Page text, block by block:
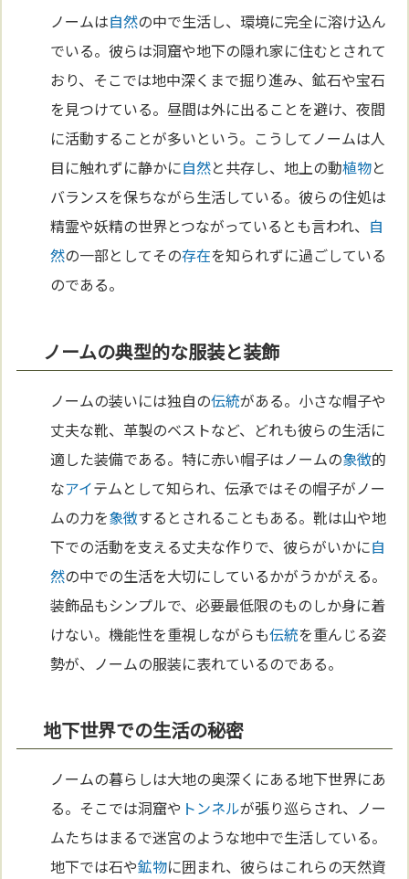
ノームは自然の中で生活し、環境に完全に溶け込ん
でいる。彼らは洞窟や地下の隠れ家に住むとされて
おり、そこでは地中深くまで掘り進み、鉱石や宝石
を見つけている。昼間は外に出ることを避け、夜間
に活動することが多いという。こうしてノームは人
目に触れずに静かに自然と共存し、地上の動植物と
バランスを保ちながら生活している。彼らの住処は
精霊や妖精の世界とつながっているとも言われ、 自
然の一部としてその存在を知られずに過ごしている
のである。
ノームの典型的な服装と装飾
ノームの装いには独自の伝統がある。小さな帽子や
丈夫な靴、革製のベストなど、どれも彼らの生活に
適した装備である。特に赤い帽子はノームの象徴的
なアイテムとして知られ、伝承ではその帽子がノー
ムの力を象徴するとされることもある。靴は山や地
下での活動を支える丈夫な作りで、彼らがいかに自
然の中での生活を大切にしているかがうかがえる。
装飾品もシンプルで、必要最低限のものしか身に着
けない。機能性を重視しながらも伝統を重んじる姿
勢が、ノームの服装に表れているのである。
地下世界での生活の秘密
ノームの暮らしは大地の奥深くにある地下世界にあ
る。そこでは洞窟や トンネルが張り巡らされ、ノー
ムたちはまるで迷宮のような地中で生活している。
地下では石や鉱物に囲まれ、彼らはこれらの天然資